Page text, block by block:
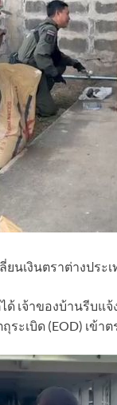
ยนเงินตราต่างประ
ด้ เจ้าของบ้านรีบแ
ะเบิด (EOD) เข้า